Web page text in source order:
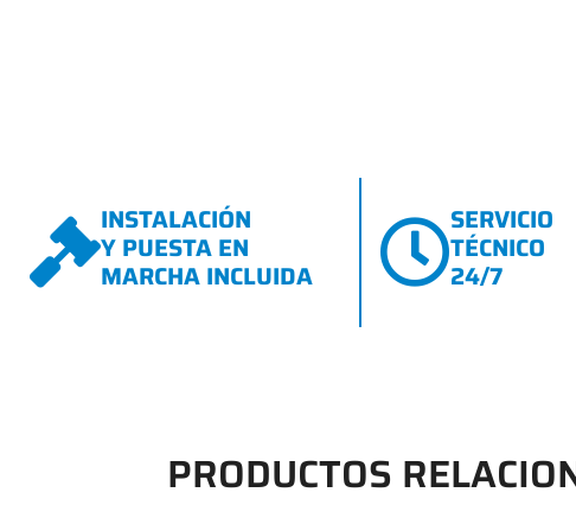
INSTALACIÓN
Y PUESTA EN
MARCHA INCLUIDA
SERVICIO
TÉCNICO
24/7
PRODUCTOS